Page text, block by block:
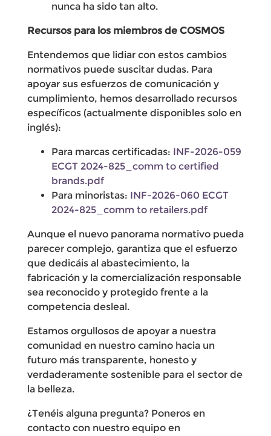
nunca ha sido tan alto.
Recursos para los miembros de COSMOS
Entendemos que lidiar con estos cambios
normativos puede suscitar dudas. Para
apoyar sus esfuerzos de comunicación y
cumplimiento, hemos desarrollado recursos
específicos (actualmente disponibles solo en
inglés):
Para marcas certificadas: INF-2026-059
ECGT 2024-825_comm to certified
brands.pdf
Para minoristas: INF-2026-060 ECGT
2024-825_comm to retailers.pdf
Aunque el nuevo panorama normativo pueda
parecer complejo, garantiza que el esfuerzo
que dedicáis al abastecimiento, la
fabricación y la comercialización responsable
sea reconocido y protegido frente a la
competencia desleal.
Estamos orgullosos de apoyar a nuestra
comunidad en nuestro camino hacia un
futuro más transparente, honesto y
verdaderamente sostenible para el sector de
la belleza.
¿Tenéis alguna pregunta? Poneros en
contacto con nuestro equipo en